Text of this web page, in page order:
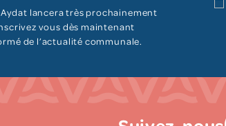
lancera très prochainement
vous dès maintenant
de l’actualité communale.